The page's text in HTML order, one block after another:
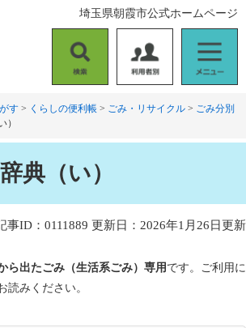
索
用
者
ニ
ュ
埼玉県朝霞市公式ホームページ
す > くらしの便利帳 > ごみ・リサイクル > ごみ分別
）
典（い）
事ID：0111889 更新日：2026年1月26日更新
ら出たごみ（生活系ごみ）専用 です。ご利用に
読みください。